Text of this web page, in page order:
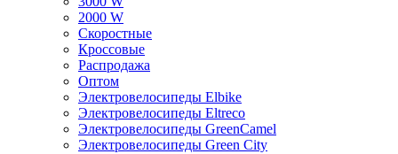
2000 W
Скоростные
Кроссовые
Распродажа
Оптом
Электровелосипеды Elbike
Электровелосипеды Eltreco
Электровелосипеды GreenCamel
Электровелосипеды Green City